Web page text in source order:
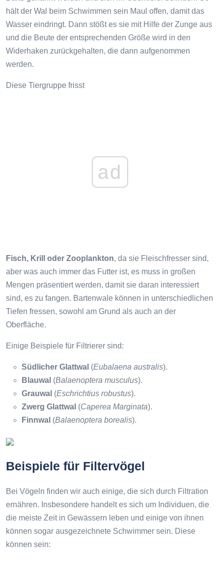
hält der Wal beim Schwimmen sein Maul offen, damit das
Wasser eindringt. Dann stößt es sie mit Hilfe der Zunge aus
und die Beute der entsprechenden Größe wird in den
Widerhaken zurückgehalten, die dann aufgenommen
werden.
Diese Tiergruppe frisst
ad
Fisch, Krill oder Zooplankton, da sie Fleischfresser sind,
aber was auch immer das Futter ist, es muss in großen
Mengen präsentiert werden, damit sie daran interessiert
sind, es zu fangen. Bartenwale können in unterschiedlichen
Tiefen fressen, sowohl am Grund als auch an der
Oberfläche.
Einige Beispiele für Filtrierer sind:
Südlicher Glattwal (Eubalaena australis).
Blauwal (Balaenoptera musculus).
Grauwal (Eschrichtius robustus).
Zwerg Glattwal (Caperea Marginata).
Finnwal (Balaenoptera borealis).
Beispiele für Filtervögel
Bei Vögeln finden wir auch einige, die sich durch Filtration
ernähren. Insbesondere handelt es sich um Individuen, die
die meiste Zeit in Gewässern leben und einige von ihnen
können sogar ausgezeichnete Schwimmer sein. Diese
können sein: